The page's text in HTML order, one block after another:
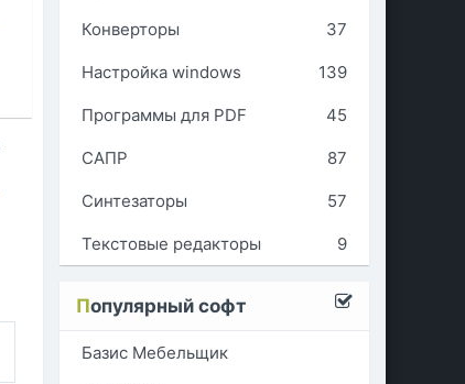
Конверторы 37
Настройка windows 139
Программы для PDF 45
САПР 87
Синтезаторы 57
Текстовые редакторы 9
Популярный софт
Базис Мебельщик